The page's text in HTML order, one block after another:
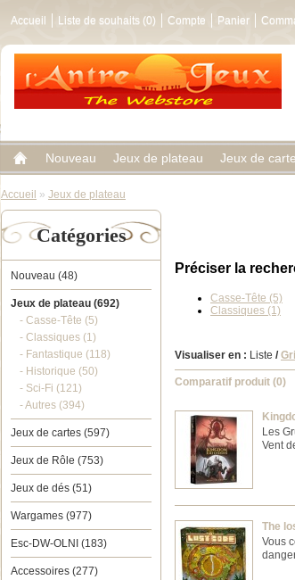
Accueil Liste de souhaits (0) Compte Panier
Nouveau Jeux de plateau Jeux de
Accueil » Jeux de plateau
Catégories
Nouveau (48)
Jeux de plateau (692)
- Casse-Tête (5)
- Classiques (1)
- Fantastique (118)
- Historique (50)
- Sci-Fi (121)
- Autres (394)
Jeux de cartes (597)
Jeux de Rôle (753)
Jeux de dés (51)
Wargames (977)
Esc-DW-OLNI (183)
Accessoires (277)
Préciser la
Casse-Tête (5)
Classiques (1)
Visualiser en : Liste /
Comparatif produit (0)
Les
Vent
The
Vous